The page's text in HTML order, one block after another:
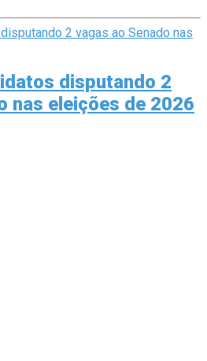
disputando 2
nas eleições de 2026